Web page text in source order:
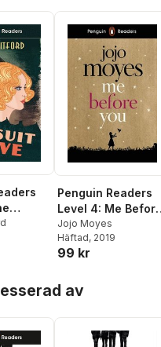
Penguin Readers
Level 4: Me
You (ELT Graded
Reader)
Jojo Moyes
Häftad, 2019
99 kr
av